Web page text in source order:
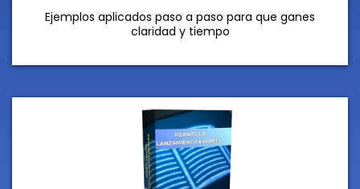
Ejemplos aplicados paso a paso para que ganes
claridad y tiempo